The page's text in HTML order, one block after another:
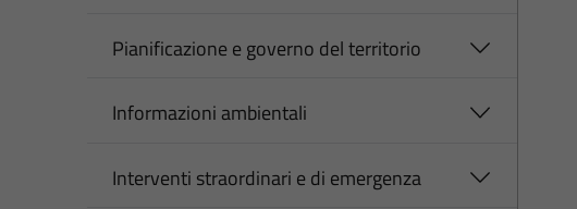
Pianificazione e governo del territorio
Informazioni ambientali
Interventi straordinari e di emergenza